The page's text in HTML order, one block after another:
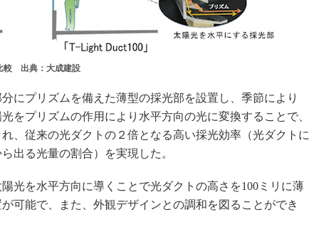
較 出典：大成建設
にプリズムを備えた薄型の採光部を設置し、季節により
をプリズムの作用により水平方向の光に変換することで、
、従来の光ダクトの２倍となる高い採光効率（光ダクトに
出る光量の割合）を実現した。
光を水平方向に導くことで光ダクトの高さを100ミリに薄
可能で、また、外観デザインとの調和を図ることができ